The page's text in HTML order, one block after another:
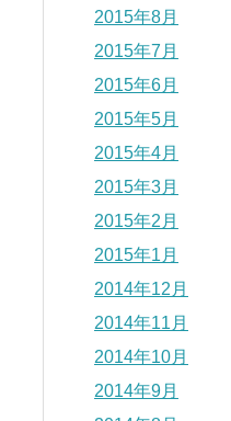
2015年8月
2015年7月
2015年6月
2015年5月
2015年4月
2015年3月
2015年2月
2015年1月
2014年12月
2014年11月
2014年10月
2014年9月